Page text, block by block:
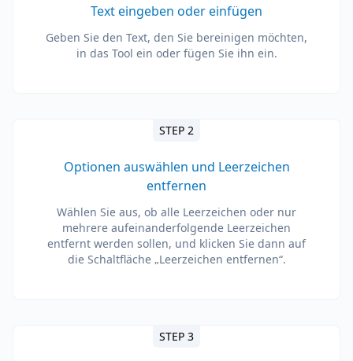
Text eingeben oder einfügen
Geben Sie den Text, den Sie bereinigen möchten,
in das Tool ein oder fügen Sie ihn ein.
STEP 2
Optionen auswählen und Leerzeichen
entfernen
Wählen Sie aus, ob alle Leerzeichen oder nur
mehrere aufeinanderfolgende Leerzeichen
entfernt werden sollen, und klicken Sie dann auf
die Schaltfläche „Leerzeichen entfernen“.
STEP 3